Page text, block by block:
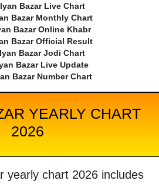
Bazar Live Chart
Bazar Monthly Chart
Bazar Online Khabr
Bazar Official Result
Bazar Jodi Chart
Bazar Live Update
Bazar Number Chart
YEARLY CHART
2026
yearly chart 2026 includes